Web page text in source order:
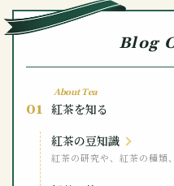
Blog
About Tea
01 紅茶を知る
紅茶の豆知識
紅茶の研究や、紅茶の種類